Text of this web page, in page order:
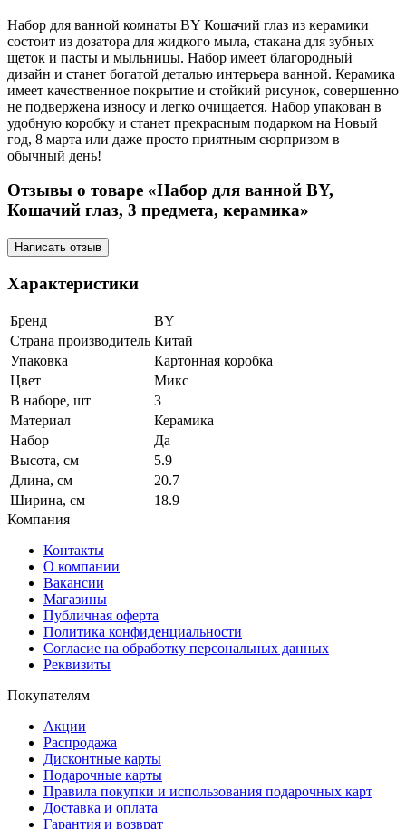
Набор для ванной комнаты BY Кошачий глаз из керамики
состоит из дозатора для жидкого мыла, стакана для зубных
щеток и пасты и мыльницы. Набор имеет благородный
дизайн и станет богатой деталью интерьера ванной. Керамика
имеет качественное покрытие и стойкий рисунок, совершенно
не подвержена износу и легко очищается. Набор упакован в
удобную коробку и станет прекрасным подарком на Новый
год, 8 марта или даже просто приятным сюрпризом в
обычный день!
Отзывы о товаре «Набор для ванной BY,
Кошачий глаз, 3 предмета, керамика»
Написать отзыв
Характеристики
Бренд
BY
Страна производитель Китай
Упаковка
Картонная коробка
Цвет
Микс
В наборе, шт
3
Материал
Керамика
Набор
Да
Высота, см
5.9
Длина, см
20.7
Ширина, см
18.9
Компания
Контакты
О компании
Вакансии
Магазины
Публичная оферта
Политика конфиденциальности
Согласие на обработку персональных данных
Реквизиты
Покупателям
Акции
Распродажа
Дисконтные карты
Подарочные карты
Правила покупки и использования подарочных карт
Доставка и оплата
Гарантия и возврат